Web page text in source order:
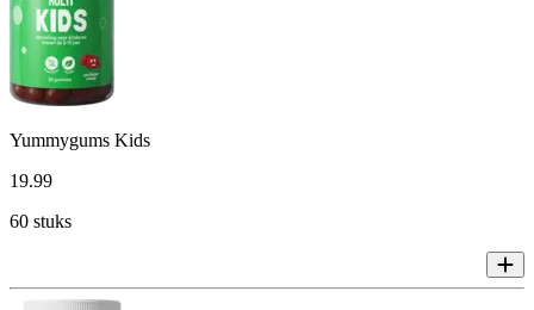
Yummygums Kids
19.99
60 stuks